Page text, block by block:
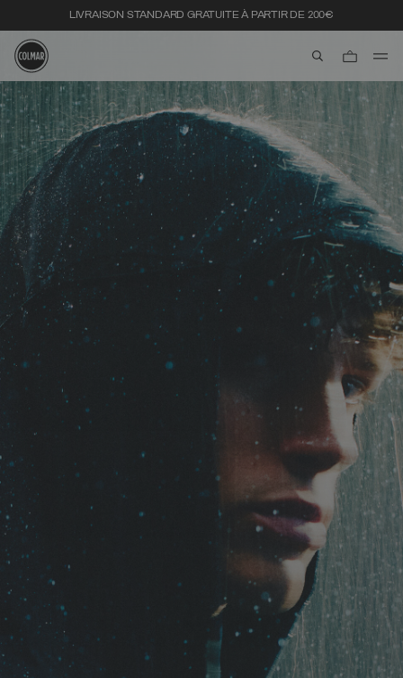
LIVRAISON STANDARD GRATUITE À PARTIR DE 200€
Passer au contenu principal
Passer au contenu en pied de page